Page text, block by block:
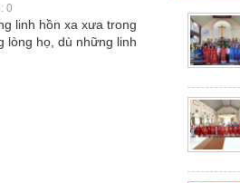
0
linh hồn xa xưa trong
lòng họ, dù những linh